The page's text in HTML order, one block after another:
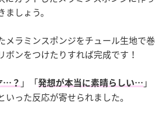
しょう。
メラミンスポンジをチュール生地で巻
ボンをつけたりすれば完成です！
…？ 」「発想が本当に素晴らしい… 」
いった反応が寄せられました。